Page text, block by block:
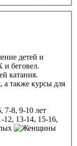
детей и
и беговел.
катания.
а также курсы для
7-8, 9-10 лет
12, 13-14, 15-16,